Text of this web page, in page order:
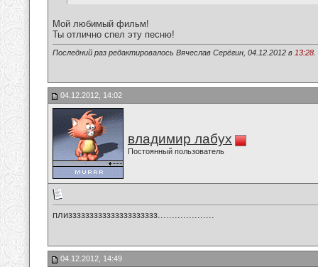
Мой любимый фильм!
Ты отлично спел эту песню!
Последний раз редактировалось Вячеслав Серёгин, 04.12.2012 в 13:28
04.12.2012, 14:02
владимир лабух
Постоянный пользователь
плиззззззззззззззззззззз....................
04.12.2012, 14:49